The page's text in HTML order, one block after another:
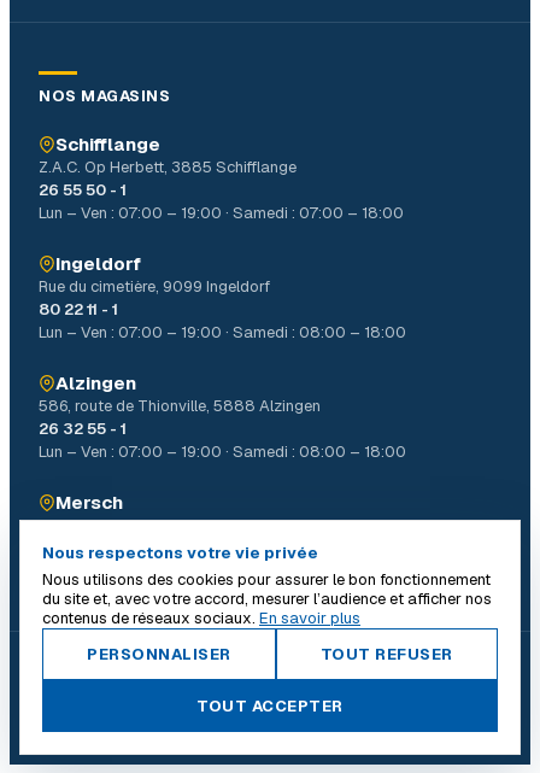
NOS MAGASINS
Schifflange
Z.A.C. Op Herbett, 3885 Schifflange
26 55 50 - 1
Lun – Ven : 07:00 – 19:00 · Samedi : 07:00 – 18:00
Ingeldorf
Rue du cimetière, 9099 Ingeldorf
80 22 11 - 1
Lun – Ven : 07:00 – 19:00 · Samedi : 08:00 – 18:00
Alzingen
586, route de Thionville, 5888 Alzingen
26 32 55 - 1
Lun – Ven : 07:00 – 19:00 · Samedi : 08:00 – 18:00
Mersch
4, Allée John W. Léonard Mierscherbierg, 7526 Mersch
26 32 31 - 1
Lun – Ven : 07:00 – 19:00 · Samedi : 08:00 – 18:00
© 2026 Batiself. Tous droits réservés.
Mentions légalesPolitique de confidentialité
Confidentialité vidéosurveillanceGérer les cookies
Nous respectons votre vie privée
Nous utilisons des cookies pour assurer le bon fonctionnement
du site et, avec votre accord, mesurer l’audience et afficher nos
contenus de réseaux sociaux. En savoir plus
PERSONNALISER
TOUT REFUSER
TOUT ACCEPTER